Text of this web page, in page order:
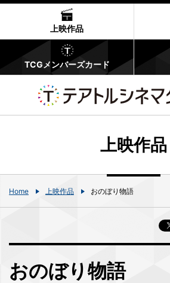
上映作品
TCGメンバーズカード
上映作品
Home 上映作品 おのぼり物語
おのぼり物語